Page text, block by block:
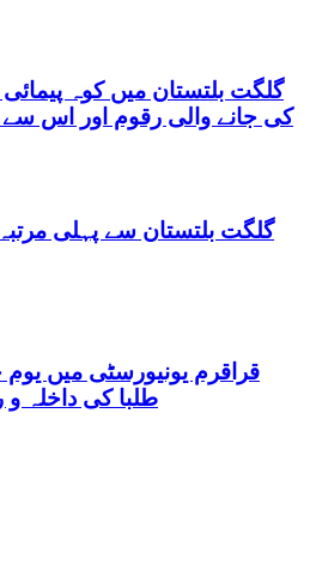
گلگت بلتستان میں کوہ
کی جانے والی رقوم اور اس سے
گلگت بلتستان سے پہلی
طلبا کی داخلہ